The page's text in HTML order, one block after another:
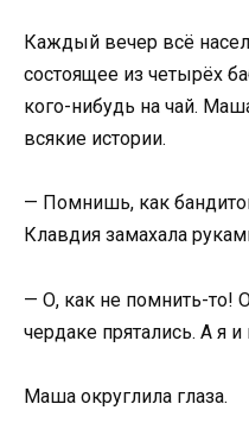
Каждый вечер всё
состоящее из четырёх
кого-нибудь на чай.
всякие истории.
— Помнишь, как
Клавдия замахала
— О, как не помнить-то!
чердаке прятались. А я и
Маша округлила глаза.